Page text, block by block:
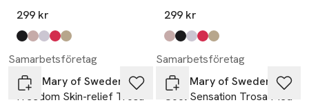
299 kr
Produkten finns i färgerna:
svart,
taupe,
vit,
korall,
beige,
299 kr
Produkten finns i färgerna:
taupe,
svart,
vit,
korall,
beige,
Samarbetsföretag
Miss Mary of Sweden
Freedom Skin-relief Trosa
Samarbetsföretag
Miss Mary of Sweden
Cool Sensation Trosa Med